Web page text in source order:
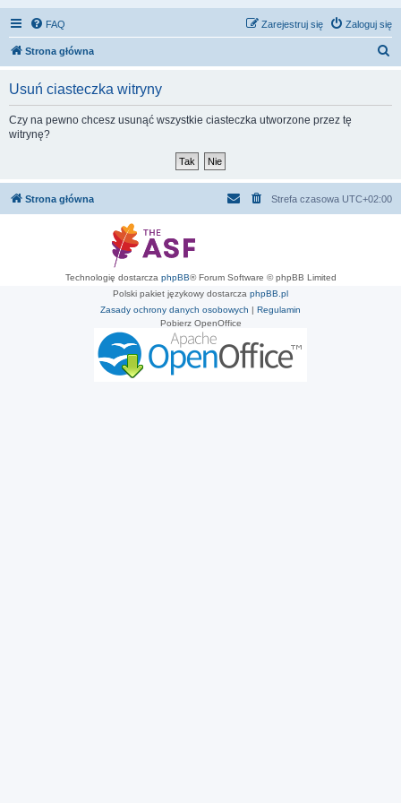
FAQ Zaloguj się
Zarejestruj się
Strona główna
Usuń ciasteczka witryny
Czy na pewno chcesz usunąć wszystkie ciasteczka utworzone przez tę
witrynę?
Strona główna Strefa czasowa UTC+02:00
Technologię dostarcza phpBB® Forum Software © phpBB Limited
Polski pakiet językowy dostarcza phpBB.pl
Zasady ochrony danych osobowych | Regulamin
Pobierz OpenOffice